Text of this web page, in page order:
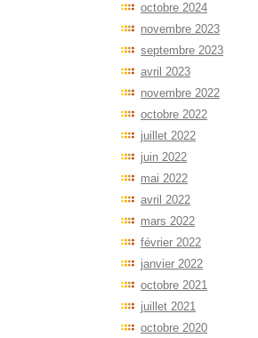
octobre 2024
novembre 2023
septembre 2023
avril 2023
novembre 2022
octobre 2022
juillet 2022
juin 2022
mai 2022
avril 2022
mars 2022
février 2022
janvier 2022
octobre 2021
juillet 2021
octobre 2020